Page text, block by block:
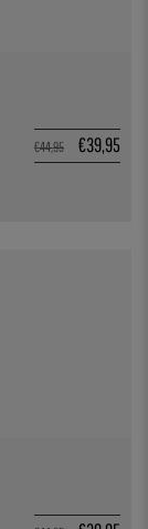
€44,95 €39,95